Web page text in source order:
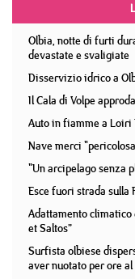
Olbia, notte di furti
devastate e svaligiate
Disservizio idrico a
Il Cala di Volpe
Auto in fiamme a Loiri
Nave merci
"Un arcipelago senza
Esce fuori strada sulla
Adattamento
et Saltos”
Surfista olbiese
aver nuotato per ore